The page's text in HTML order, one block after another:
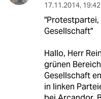
17.11.2014,
Gesellschaft"
Hallo, Herr
grünen
Gesellschaft
in linken